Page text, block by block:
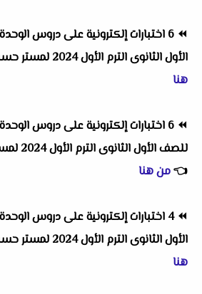
⏪
6 اختبارات إلكترونية على دروس
الأول الثانوى الترم الأول 2024 لمستر حسن حسين
هنا
⏪
6 اختبارات إلكترونية على دروس
للصف الأول الثانوى الترم الأول 2024 لمستر حسن حسين
👈من هنا
⏪ 4 اختبارات إلكترونية على دروس
الأول الثانوى الترم الأول 2024 لمستر حسن حسين
هنا